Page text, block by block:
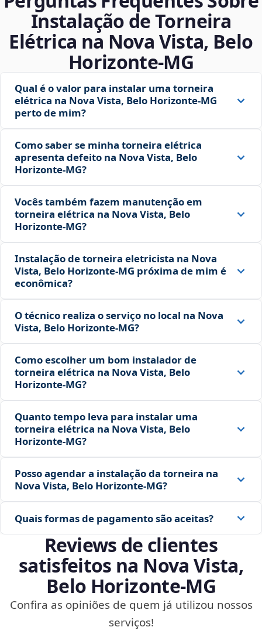
Instalação de Torneira
Elétrica na Nova Vista, Belo
Horizonte‑MG
Qual é o valor para instalar uma torneira
elétrica na Nova Vista, Belo Horizonte‑MG
perto de mim?
Como saber se minha torneira elétrica
apresenta defeito na Nova Vista, Belo
Horizonte‑MG?
Vocês também fazem manutenção em
torneira elétrica na Nova Vista, Belo
Horizonte‑MG?
Instalação de torneira eletricista na Nova
Vista, Belo Horizonte‑MG próxima de mim é
econômica?
O técnico realiza o serviço no local na Nova
Vista, Belo Horizonte‑MG?
Como escolher um bom instalador de
torneira elétrica na Nova Vista, Belo
Horizonte‑MG?
Quanto tempo leva para instalar uma
torneira elétrica na Nova Vista, Belo
Horizonte‑MG?
Posso agendar a instalação da torneira na
Nova Vista, Belo Horizonte‑MG?
Quais formas de pagamento são aceitas?
Reviews de clientes
satisfeitos na Nova Vista,
Belo Horizonte‑MG
Confira as opiniões de quem já utilizou nossos
serviços!